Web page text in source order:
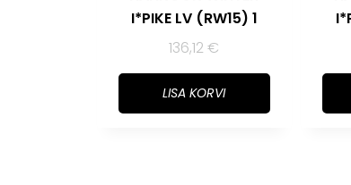
I*PIKE LV (RW15) 1
136,12€
LISA KORVI